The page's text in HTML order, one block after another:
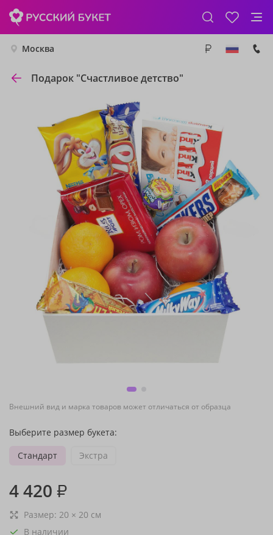
Москва
Подарок "Счастливое детство"
Внешний вид и марка товаров может отличаться от образца
Выберите размер букета:
Стандарт
Экстра
4 420 ₽
Размер: 20 × 20 см
В наличии